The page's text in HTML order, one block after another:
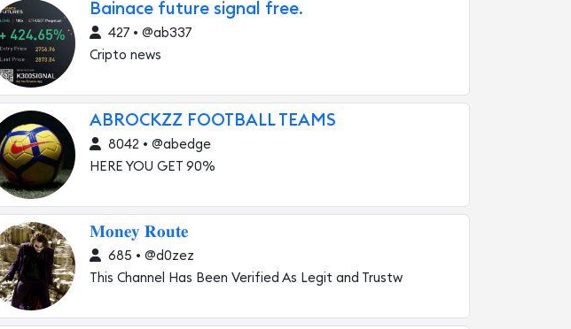
Bainace future signal free.
427 • @ab337
Cripto news
ABROCKZZ FOOTBALL TEAMS
8042 • @abedge
HERE YOU GET 90%
𝐌𝐨𝐧𝐞𝐲 𝐑𝐨𝐮𝐭𝐞
685 • @d0zez
This Channel Has Been Verified As Legit and Trustw